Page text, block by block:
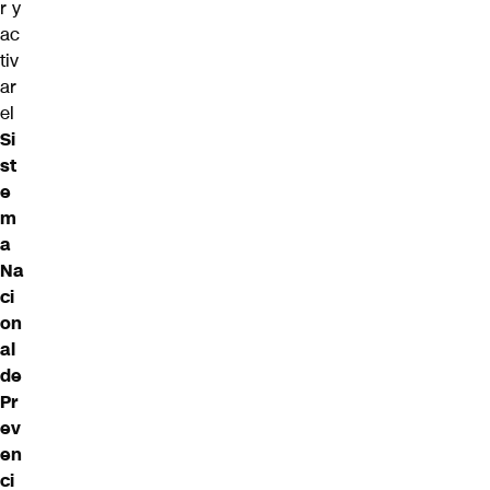
r y
ac
tiv
ar
el
Si
st
e
m
a
Na
ci
on
al
de
Pr
ev
en
ci